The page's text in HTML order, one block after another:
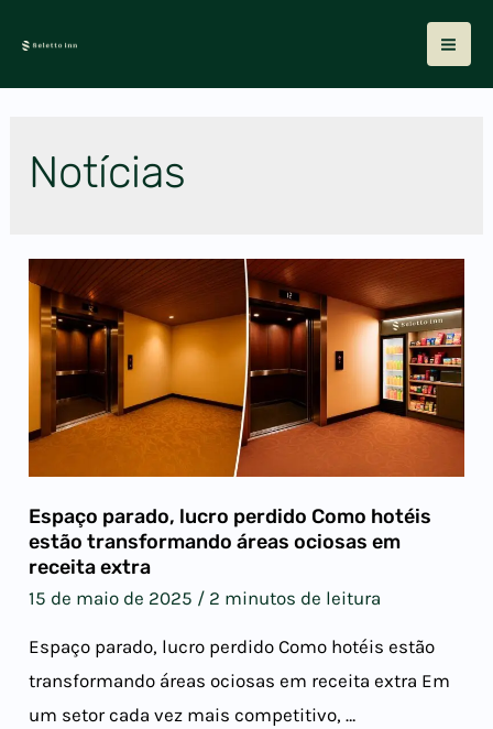
Notícias
Espaço parado, lucro perdido Como hotéis
estão transformando áreas ociosas em
receita extra
15 de maio de 2025 / 2 minutos de leitura
Espaço parado, lucro perdido Como hotéis estão
transformando áreas ociosas em receita extra Em
um setor cada vez mais competitivo, …